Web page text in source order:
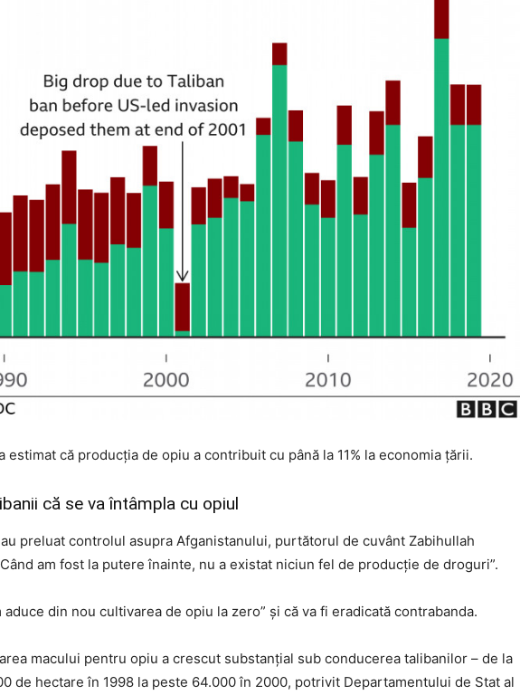
estimat că producția de opiu a contribuit cu până la 11% la economia țării.
că se va întâmpla cu opiul
preluat controlul asupra Afganistanului, purtătorul de cuvânt Zabihullah
am fost la putere înainte, nu a existat niciun fel de producție de droguri”.
aduce din nou cultivarea de opiu la zero” și că va fi eradicată contrabanda.
macului pentru opiu a crescut substanțial sub conducerea talibanilor – de la
de hectare în 1998 la peste 64.000 în 2000, potrivit Departamentului de Stat al